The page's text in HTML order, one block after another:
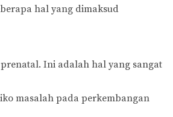
hal yang dimaksud
Ini adalah hal yang sangat
masalah pada perkembangan